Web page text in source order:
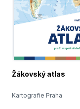
Žákovský atlas
Kartografie Praha